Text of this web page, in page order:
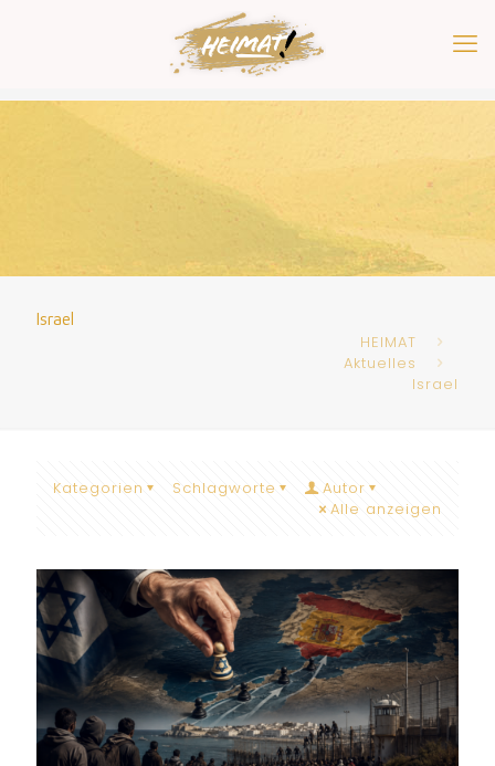
Israel
HEIMAT
Aktuelles
Israel
Kategorien Schlagworte
Autor
Alle anzeigen